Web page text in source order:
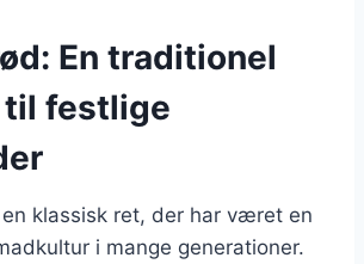
En traditionel
festlige
klassisk ret, der har været en
i mange generationer.